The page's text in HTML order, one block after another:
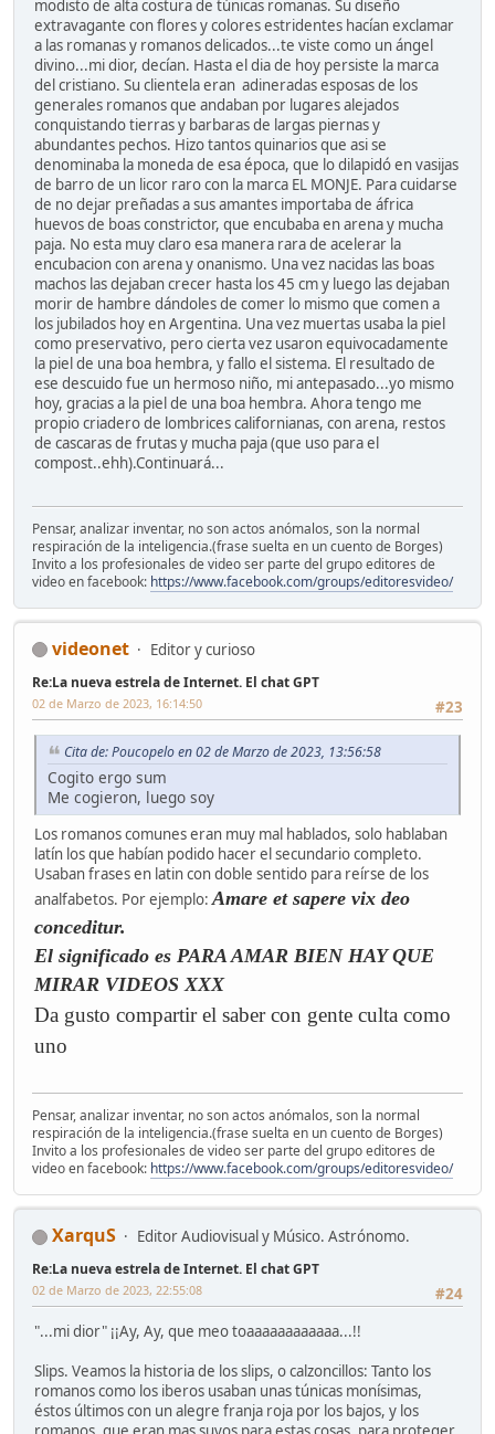
modisto de alta costura de túnicas romanas. Su diseño
extravagante con flores y colores estridentes hacían exclamar
a las romanas y romanos delicados...te viste como un ángel
divino...mi dior, decían. Hasta el dia de hoy persiste la marca
del cristiano. Su clientela eran adineradas esposas de los
generales romanos que andaban por lugares alejados
conquistando tierras y barbaras de largas piernas y
abundantes pechos. Hizo tantos quinarios que asi se
denominaba la moneda de esa época, que lo dilapidó en vasijas
de barro de un licor raro con la marca EL MONJE. Para cuidarse
de no dejar preñadas a sus amantes importaba de áfrica
huevos de boas constrictor, que encubaba en arena y mucha
paja. No esta muy claro esa manera rara de acelerar la
encubacion con arena y onanismo. Una vez nacidas las boas
machos las dejaban crecer hasta los 45 cm y luego las dejaban
morir de hambre dándoles de comer lo mismo que comen a
los jubilados hoy en Argentina. Una vez muertas usaba la piel
como preservativo, pero cierta vez usaron equivocadamente
la piel de una boa hembra, y fallo el sistema. El resultado de
ese descuido fue un hermoso niño, mi antepasado...yo mismo
hoy, gracias a la piel de una boa hembra. Ahora tengo me
propio criadero de lombrices californianas, con arena, restos
de cascaras de frutas y mucha paja (que uso para el
compost..ehh).Continuará...
Pensar, analizar inventar, no son actos anómalos, son la normal
respiración de la inteligencia.(frase suelta en un cuento de Borges)
Invito a los profesionales de video ser parte del grupo editores de
video en facebook: https://www.facebook.com/groups/editoresvideo/
videonet Editor y curioso
Re:La nueva estrela de Internet. El chat GPT
#23
02 de Marzo de 2023, 16:14:50
Cita de: Poucopelo en 02 de Marzo de 2023, 13:56:58
Cogito ergo sum
Me cogieron, luego soy
Los romanos comunes eran muy mal hablados, solo hablaban
latín los que habían podido hacer el secundario completo.
Usaban frases en latin con doble sentido para reírse de los
analfabetos. Por ejemplo:Amare et sapere vix deo
conceditur.
El significado es PARA AMAR BIEN HAY QUE
MIRAR VIDEOS XXX
Da gusto compartir el saber con gente culta como
uno
Pensar, analizar inventar, no son actos anómalos, son la normal
respiración de la inteligencia.(frase suelta en un cuento de Borges)
Invito a los profesionales de video ser parte del grupo editores de
video en facebook: https://www.facebook.com/groups/editoresvideo/
XarquS Editor Audiovisual y Músico. Astrónomo.
Re:La nueva estrela de Internet. El chat GPT
#24
02 de Marzo de 2023, 22:55:08
"...mi dior" ¡¡Ay, Ay, que meo toaaaaaaaaaaaa...!!
Slips. Veamos la historia de los slips, o calzoncillos: Tanto los
romanos como los iberos usaban unas túnicas monísimas,
éstos últimos con un alegre franja roja por los bajos, y los